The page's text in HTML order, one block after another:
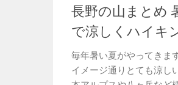
長野の山まとめ
で涼しくハイキ
毎年暑い夏がやってきま
イメージ通りとても涼し